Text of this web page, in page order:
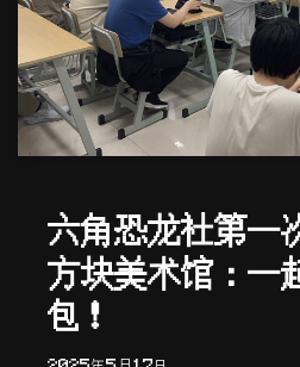
六角恐龙社第一
方块美术馆：一
包！